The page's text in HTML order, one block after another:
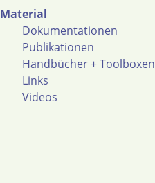
Material
Dokumentationen
Publikationen
Handbücher + Toolboxen
Links
Videos